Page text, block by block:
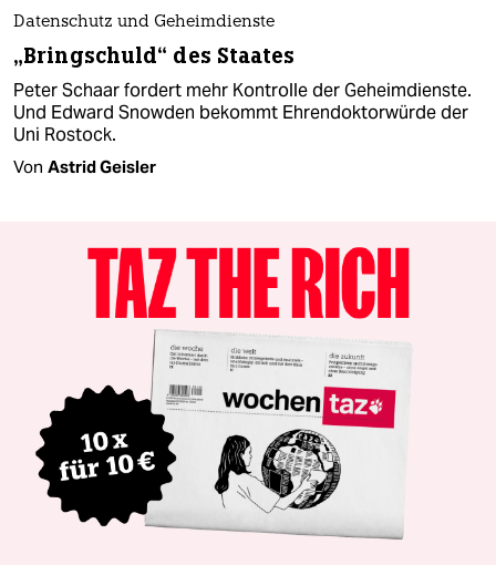
Datenschutz und Geheimdienste
„Bringschuld“ des Staates
Peter Schaar fordert mehr Kontrolle der Geheimdienste.
Und Edward Snowden bekommt Ehrendoktorwürde der
Uni Rostock.
Von Astrid Geisler